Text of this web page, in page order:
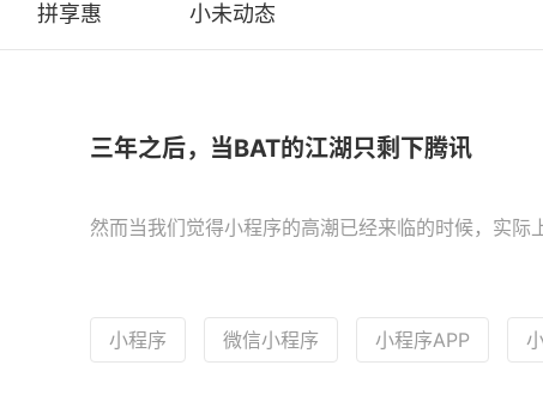
拼享惠 小未动态
三年之后，当BAT的江湖只剩下腾讯
然而当我们觉得小程序的高潮已经来临的时候，实际
小程序 微信小程序 小程序APP